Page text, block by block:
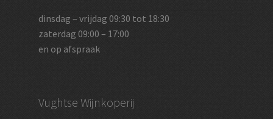
dinsdag – vrijdag 09:30 tot 18:30
zaterdag 09:00 – 17:00
en op afspraak
Vughtse Wijnkoperij